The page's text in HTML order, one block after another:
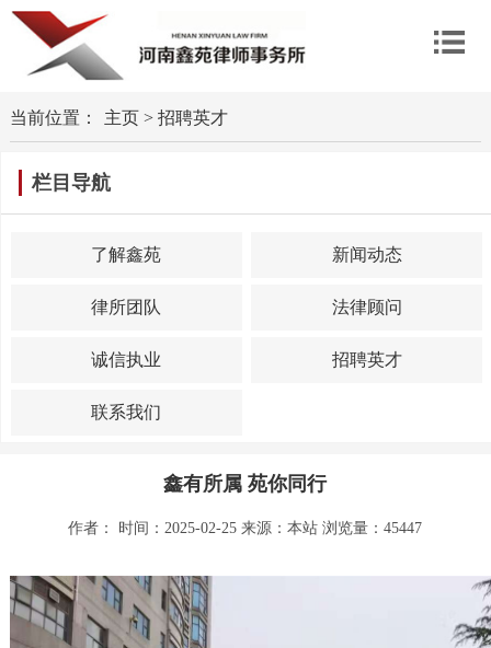
当前位置： 主页> 招聘英才
栏目导航
了解鑫苑 新闻动态
律所团队 法律顾问
诚信执业 招聘英才
联系我们
鑫有所属 苑你同行
作者： 时间：2025-02-25 来源：本站 浏览量：45447